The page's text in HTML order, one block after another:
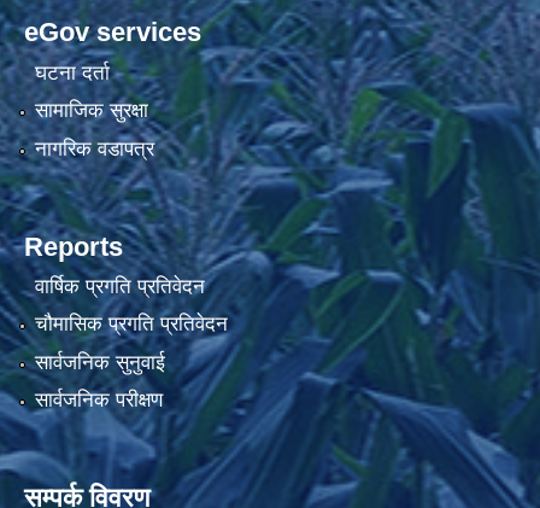
eGov services
घटना दर्ता
सामाजिक सुरक्षा
नागरिक वडापत्र
Reports
वार्षिक प्रगति प्रतिवेदन
चौमासिक प्रगति प्रतिवेदन
सार्वजनिक सुनुवाई
सार्वजनिक परीक्षण
सम्पर्क विवरण